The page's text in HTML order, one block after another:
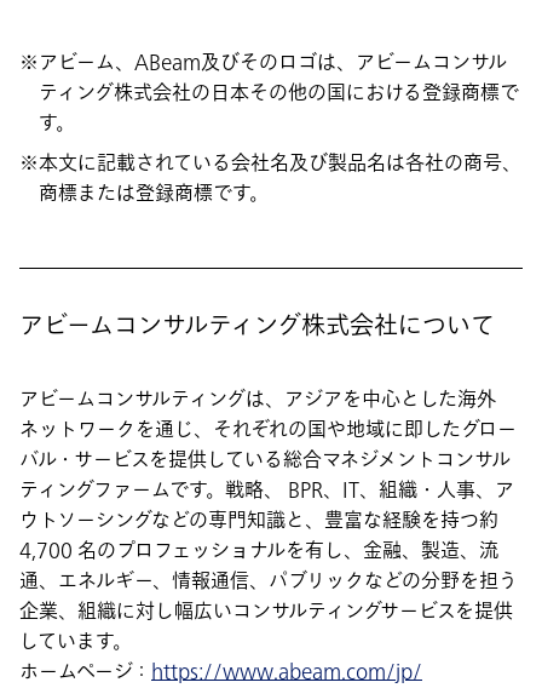
アビーム、ABeam及びそのロゴは、アビームコンサル
ティング株式会社の日本その他の国における登録商標で
す。
本文に記載されている会社名及び製品名は各社の商号、
商標または登録商標です。
アビームコンサルティング株式会社について
アビームコンサルティングは、アジアを中心とした海外
ネットワークを通じ、それぞれの国や地域に即したグロー
バル・サービスを提供している総合マネジメントコンサル
ティングファームです。戦略、 BPR、IT、組織・人事、ア
ウトソーシングなどの専門知識と、豊富な経験を持つ約
4,700 名のプロフェッショナルを有し、金融、製造、流
通、エネルギー、情報通信、パブリックなどの分野を担う
企業、組織に対し幅広いコンサルティングサービスを提供
しています。
ホームページ： https://www.abeam.com/jp/